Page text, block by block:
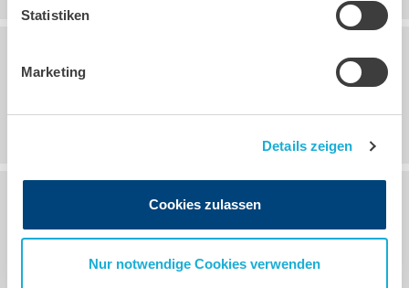
Statistiken
Marketing
Details zeigen
Cookies zulassen
Nur notwendige Cookies verwenden
25.11.2020, 10:11
14.05.2020, 15:12Uhr